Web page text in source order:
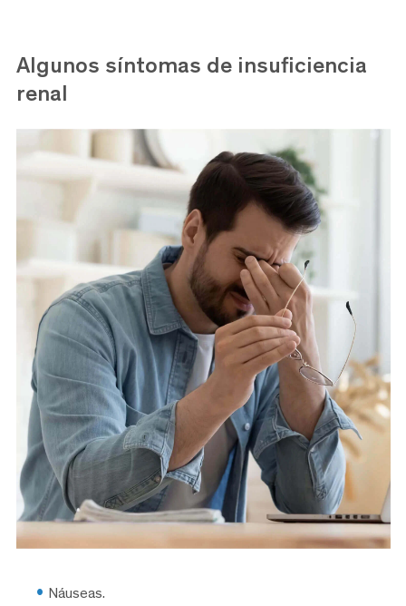
Algunos síntomas de insuficiencia
renal
Náuseas.